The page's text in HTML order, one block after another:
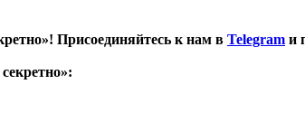
Присоединяйтесь к нам в Telegram и